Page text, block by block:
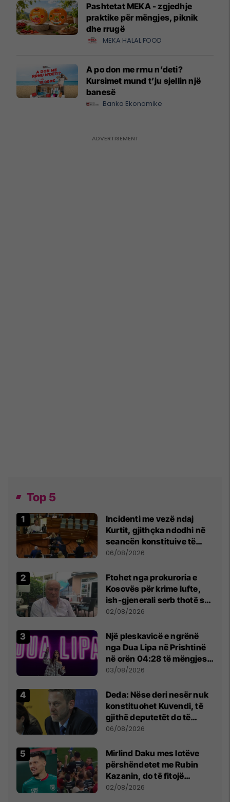
Pashtetat MEKA - zgjedhje
praktike për mëngjes, piknik
dhe rrugë
MEKA HALAL FOOD
A po don me rrnu n’deti?
Kursimet mund t’ju sjellin një
banesë
Banka Ekonomike
Top 5
Incidenti me vezë ndaj
Kurtit, gjithçka ndodhi në
seancën konstituive të
Kuvendit
06/08/2026
Ftohet nga prokuroria e
Kosovës për krime lufte,
ish-gjenerali serb thotë se
dikush e tradhtoi në
02/08/2026
Një pleskavicë e ngrënë
nga Dua Lipa në Prishtinë
në orën 04:28 të mëngjesit
- dhe bota digjitale serbe
03/08/2026
Deda: Nëse deri nesër nuk
konstituohet Kuvendi, të
gjithë deputetët do të
bëjnë shkelje të rëndë
06/08/2026
Mirlind Daku mes lotëve
përshëndetet me Rubin
Kazanin, do të fitojë
miliona te Spartak Moska
02/08/2026